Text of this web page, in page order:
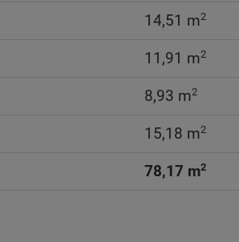
14,51 m2
11,91 m2
8,93 m2
15,18 m2
78,17 m2